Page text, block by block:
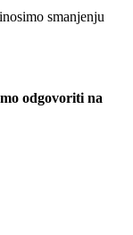
smanjenju
odgovoriti na